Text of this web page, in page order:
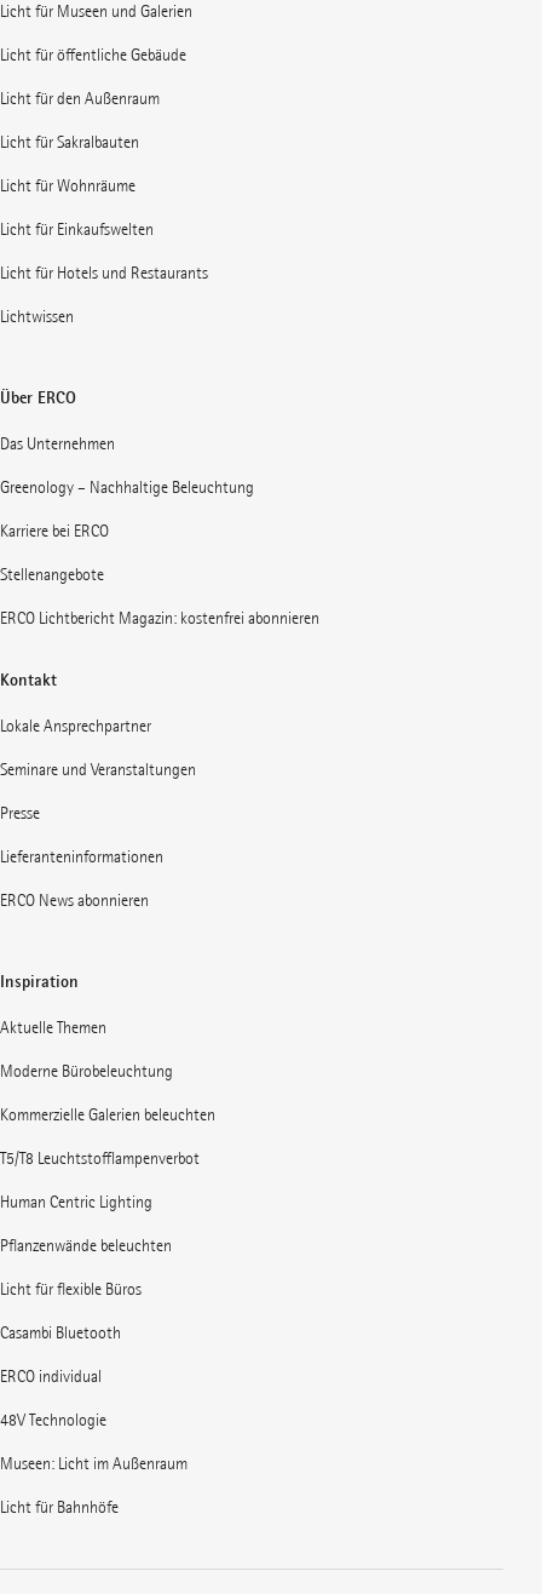
Licht für Museen und Galerien
Licht für öffentliche Gebäude
Licht für den Außenraum
Licht für Sakralbauten
Licht für Wohnräume
Licht für Einkaufswelten
Licht für Hotels und Restaurants
Lichtwissen
Über ERCO
Das Unternehmen
Greenology – Nachhaltige Beleuchtung
Karriere bei ERCO
Stellenangebote
ERCO Lichtbericht Magazin: kostenfrei abonnieren
Kontakt
Lokale Ansprechpartner
Seminare und Veranstaltungen
Presse
Lieferanteninformationen
ERCO News abonnieren
Inspiration
Aktuelle Themen
Moderne Bürobeleuchtung
Kommerzielle Galerien beleuchten
T5/T8 Leuchtstofflampenverbot
Human Centric Lighting
Pflanzenwände beleuchten
Licht für flexible Büros
Casambi Bluetooth
ERCO individual
48V Technologie
Museen: Licht im Außenraum
Licht für Bahnhöfe